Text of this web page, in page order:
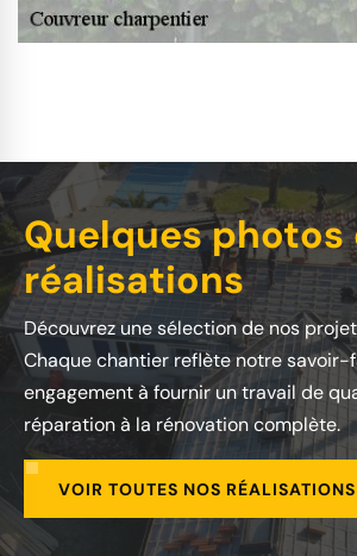
Quelques photos
réalisations
Découvrez une sélection de nos
Chaque chantier reflète notre savoir-
engagement à fournir un travail de
réparation à la rénovation complète.
VOIR TOUTES NOS RÉALISATIONS